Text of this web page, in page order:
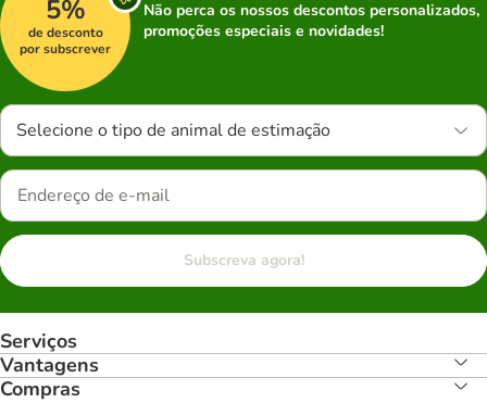
5%
de desconto
por subscrever
Não perca os nossos descontos personalizados,
promoções especiais e novidades!
Selecione o tipo de animal de estimação
Subscreva agora!
Serviços
Vantagens
Compras